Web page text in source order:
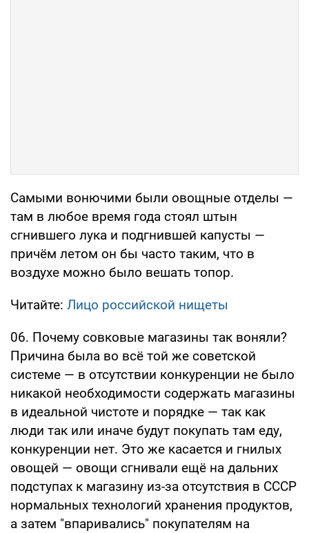
Самыми вонючими были овощные отделы —
там в любое время года стоял штын
сгнившего лука и подгнившей капусты —
причём летом он бы часто таким, что в
воздухе можно было вешать топор.
Читайте: Лицо российской нищеты
06. Почему совковые магазины так воняли?
Причина была во всё той же советской
системе — в отсутствии конкуренции не было
никакой необходимости содержать магазины
в идеальной чистоте и порядке — так как
люди так или иначе будут покупать там еду,
конкуренции нет. Это же касается и гнилых
овощей — овощи сгнивали ещё на дальних
подступах к магазину из-за отсутствия в СССР
нормальных технологий хранения продуктов,
а затем "впаривались" покупателям на